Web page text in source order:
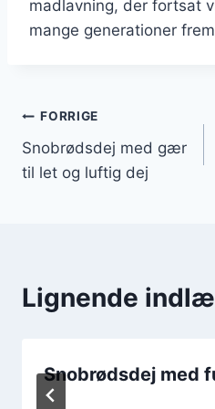
madlavning, der fortsat
mange generationer
FORRIGE
Snobrødsdej med gær
til let og luftig dej
Lignende
Snobrødsdej med